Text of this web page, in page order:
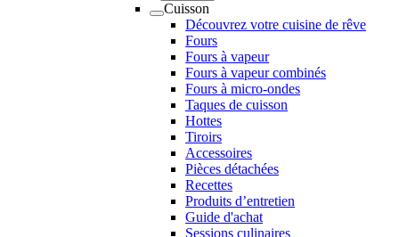
Cuisson
Découvrez votre cuisine de rêve
Fours
Fours à vapeur
Fours à vapeur combinés
Fours à micro-ondes
Taques de cuisson
Hottes
Tiroirs
Accessoires
Pièces détachées
Recettes
Produits d’entretien
Guide d'achat
Sessions culinaires